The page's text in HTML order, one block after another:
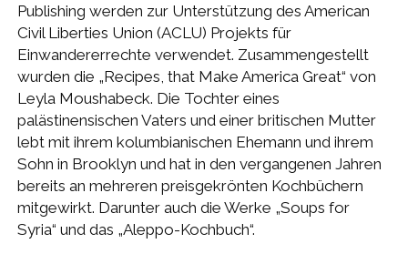
Publishing werden zur Unterstützung des American
Civil Liberties Union (ACLU) Projekts für
Einwandererrechte verwendet. Zusammengestellt
wurden die „Recipes, that Make America Great“ von
Leyla Moushabeck. Die Tochter eines
palästinensischen Vaters und einer britischen Mutter
lebt mit ihrem kolumbianischen Ehemann und ihrem
Sohn in Brooklyn und hat in den vergangenen Jahren
bereits an mehreren preisgekrönten Kochbüchern
mitgewirkt. Darunter auch die Werke „Soups for
Syria“ und das „Aleppo-Kochbuch“.